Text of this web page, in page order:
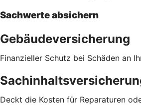
Sachwerte absichern
Gebäudeversicherung
Finanzieller Schutz bei Schäden an
Deckt die Kosten für Reparaturen